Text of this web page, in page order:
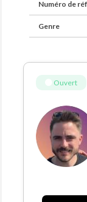
Numéro de
Genre
Ouvert